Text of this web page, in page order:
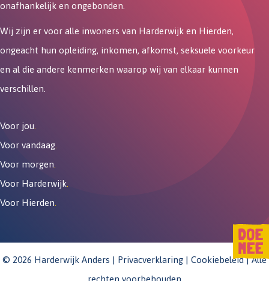
onafhankelijk en ongebonden.
Wij zijn er voor alle inwoners van Harderwijk en Hierden,
ongeacht hun opleiding, inkomen, afkomst, seksuele voorkeur
en al die andere kenmerken waarop wij van elkaar kunnen
verschillen.
Voor jou
Voor vandaag
Voor morgen
Voor Harderwijk
Voor Hierden
© 2026 Harderwijk Anders | Privacverklaring | Cookiebeleid| Alle